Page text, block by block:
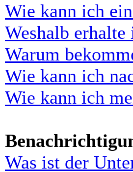
Wie kann ich
Weshalb erhalte
Warum
Wie kann ich
Wie kann ich
Was ist der